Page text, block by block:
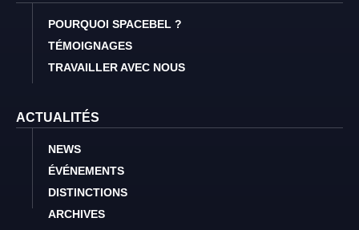
POURQUOI SPACEBEL ?
TÉMOIGNAGES
TRAVAILLER AVEC NOUS
ACTUALITÉS
NEWS
ÉVÉNEMENTS
DISTINCTIONS
ARCHIVES